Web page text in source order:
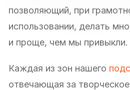
позволяющий, при
использовании, делать
и проще, чем мы привыкли.
Каждая из зон нашего
отвечающая за